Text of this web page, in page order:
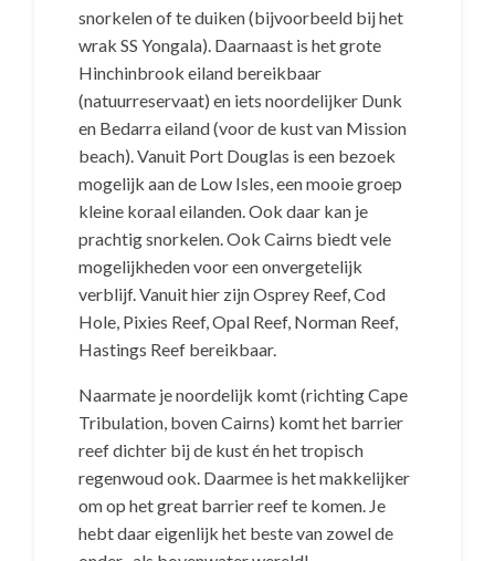
snorkelen of te duiken (bijvoorbeeld bij het
wrak SS Yongala). Daarnaast is het grote
Hinchinbrook eiland bereikbaar
(natuurreservaat) en iets noordelijker Dunk
en Bedarra eiland (voor de kust van Mission
beach). Vanuit Port Douglas is een bezoek
mogelijk aan de Low Isles, een mooie groep
kleine koraal eilanden. Ook daar kan je
prachtig snorkelen. Ook Cairns biedt vele
mogelijkheden voor een onvergetelijk
verblijf. Vanuit hier zijn Osprey Reef, Cod
Hole, Pixies Reef, Opal Reef, Norman Reef,
Hastings Reef bereikbaar.
Naarmate je noordelijk komt (richting Cape
Tribulation, boven Cairns) komt het barrier
reef dichter bij de kust én het tropisch
regenwoud ook. Daarmee is het makkelijker
om op het great barrier reef te komen. Je
hebt daar eigenlijk het beste van zowel de